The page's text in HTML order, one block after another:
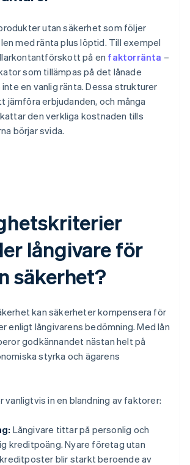
utan säkerhet som följer
med ränta plus löptid. Till exempel
på en faktorränta –
som tillämpas på det lånade
en vanlig ränta. Dessa strukturer
jämföra erbjudanden, och många
den verkliga kostnaden tills
börjar svida.
långivare för
säkerhet?
kan säkerheter kompensera för
enligt långivarens bedömning. Med lån
godkännandet nästan helt på
styrka och ägarens
vanligtvis in en blandning av faktorer:
Långivare tittar på personlig och
kreditpoäng. Nyare företag utan
blir starkt beroende av